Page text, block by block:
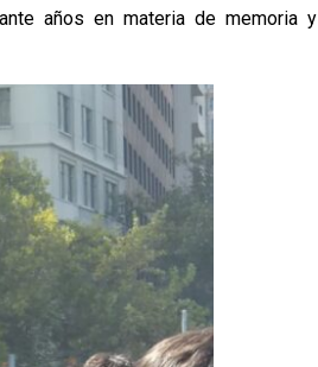
años en materia de memoria y